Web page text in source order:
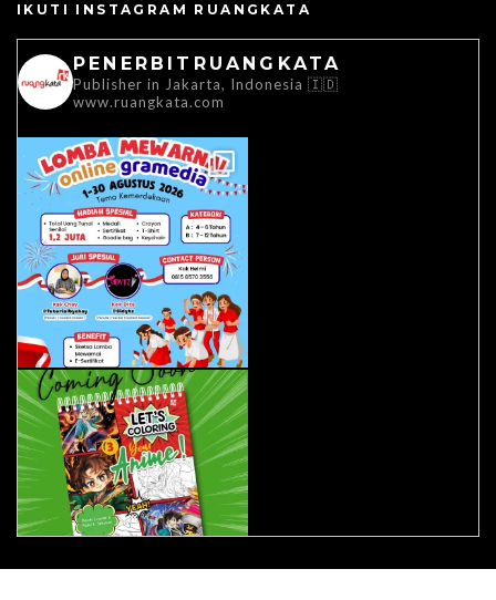
IKUTI INSTAGRAM RUANGKATA
PENERBITRUANGKATA
Publisher in Jakarta, Indonesia 🇮🇩
www.ruangkata.com